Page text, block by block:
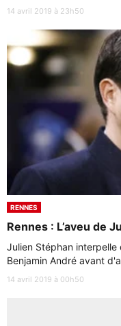
14 avril 2019 à 23h50
RENNES
Rennes : L’aveu de
Julien Stéphan
Benjamin André avant
14 avril 2019 à 00h50